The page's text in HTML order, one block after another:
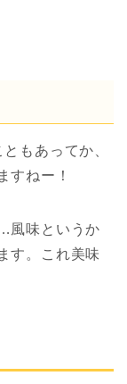
もあってか、
すねー！
風味というか
す。これ美味